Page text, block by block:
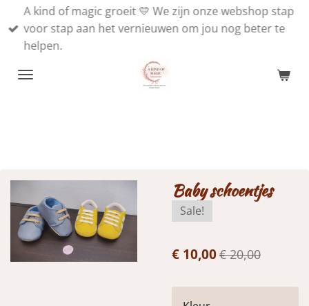
direct
naar
A kind of magic groeit 💛 We zijn onze webshop stap
voor stap aan het vernieuwen om jou nog beter te
helpen.
Baby schoentjes
Sale!
€ 10,00€ 20,00